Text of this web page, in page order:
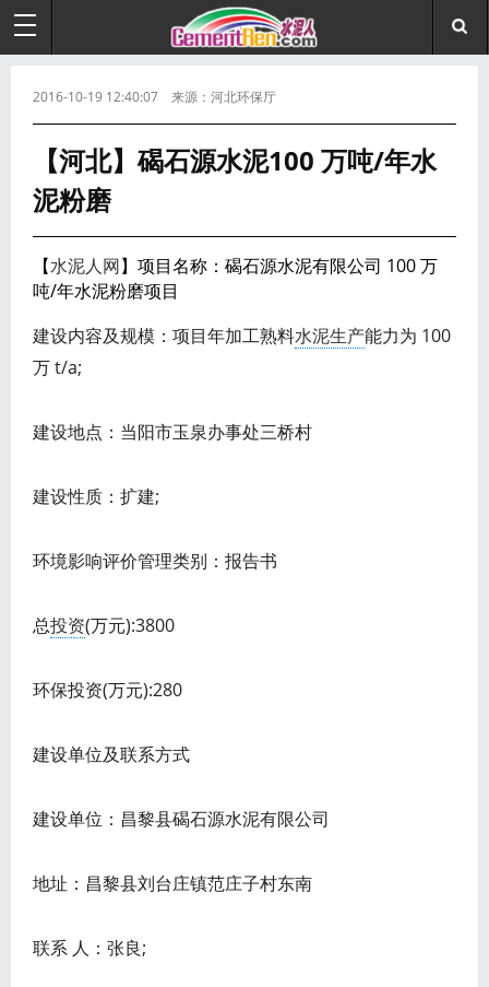
2016-10-19 12:40:07 来源：河北环保厅
【河北】碣石源水泥100 万吨/年水
泥粉磨
【水泥人网】项目名称：碣石源水泥有限公司 100 万
吨/年水泥粉磨项目
建设内容及规模：项目年加工熟料水泥生产能力为 100
万 t/a;
建设地点：当阳市玉泉办事处三桥村
建设性质：扩建;
环境影响评价管理类别：报告书
总投资(万元):3800
环保投资(万元):280
建设单位及联系方式
建设单位：昌黎县碣石源水泥有限公司
地址：昌黎县刘台庄镇范庄子村东南
联系 人：张良;